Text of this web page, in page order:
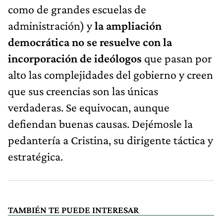
como de grandes escuelas de
administración) yla ampliación
democrática no se resuelve con la
incorporación de ideólogos que pasan por
alto las complejidades del gobierno y creen
que sus creencias son las únicas
verdaderas. Se equivocan, aunque
defiendan buenas causas. Dejémosle la
pedantería a Cristina, su dirigente táctica y
estratégica.
TAMBIÉN TE PUEDE INTERESAR